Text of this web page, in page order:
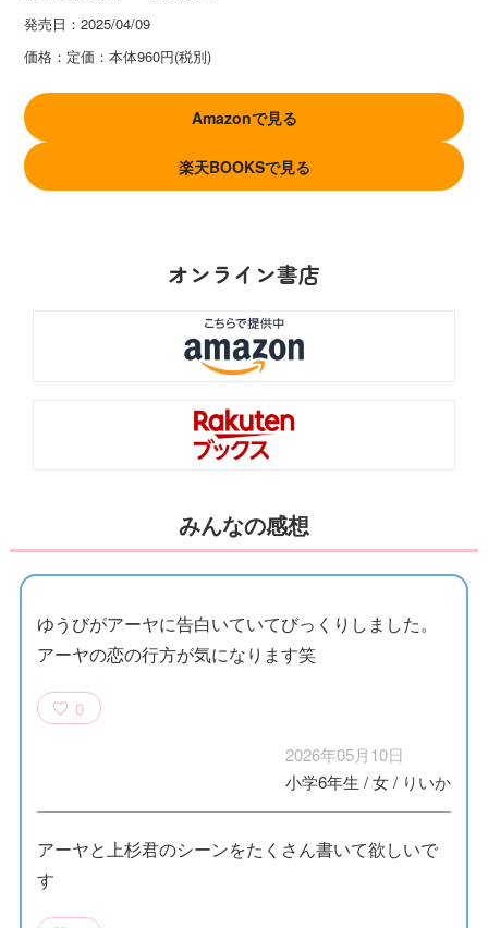
発売日：2025/04/09
価格： 定価：本体960円(税別)
Amazonで見る
楽天BOOKSで見る
オンライン書店
みんなの感想
ゆうびがアーヤに告白いていてびっくりしました。
アーヤの恋の行方が気になります笑
0
2026年05月10日
小学6年生 /女/ りいか
アーヤと上杉君のシーンをたくさん書いて欲しいで
す